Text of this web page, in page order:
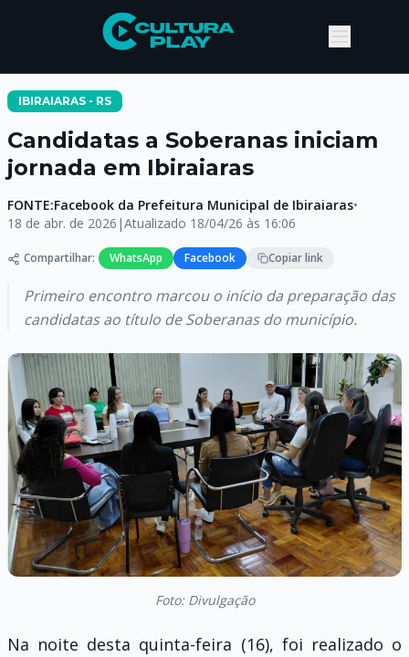
IBIRAIARAS - RS
Candidatas a Soberanas iniciam
jornada em Ibiraiaras
FONTE:Facebook da Prefeitura Municipal de Ibiraiaras•
18 de abr. de 2026 |Atualizado 18/04/26 às 16:06
Compartilhar: WhatsApp Facebook Copiar link
Primeiro encontro marcou o início da preparação das
candidatas ao título de Soberanas do município.
Foto: Divulgação
Na noite desta quinta-feira (16), foi realizado o